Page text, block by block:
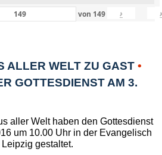
von 149 ›
ALLER WELT ZU GAST •
GOTTESDIENST AM 3.
aller Welt haben den Gottesdienst
um 10.00 Uhr in der Evangelisch
gestaltet.